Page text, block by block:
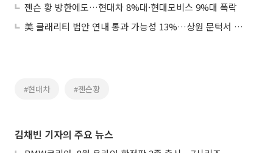
젠슨 황 방한에도…현대차 8%대·현대모비스 9%대 폭락
美 클래리티 법안 연내 통과 가능성 13%…상원 문턱서 제동
#현대차 #젠슨황
김채빈 기자의 주요 뉴스